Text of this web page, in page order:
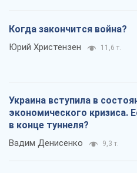
Когда закончится война?
Юрий Христензен 11,6 т.
Украина вступила в
экономического кризиса.
в конце туннеля?
Вадим Денисенко 9,3 т.